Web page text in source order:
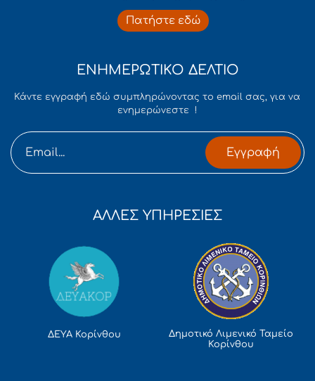
Πατήστε εδώ
ΕΝΗΜΕΡΩΤΙΚΟ ΔΕΛΤΙΟ
Κάντε εγγραφή εδώ συμπληρώνοντας το email σας, για να
ενημερώνεστε !
Εγγραφή
ΑΛΛΕΣ ΥΠΗΡΕΣΙΕΣ
ΔΕΥΑ Κορίνθου
Δημοτικό Λιμενικό Ταμείο
Κορίνθου